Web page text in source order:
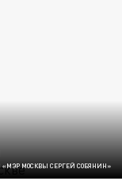
МОСКВЫ СЕРГЕЙ СОБЯНИН»